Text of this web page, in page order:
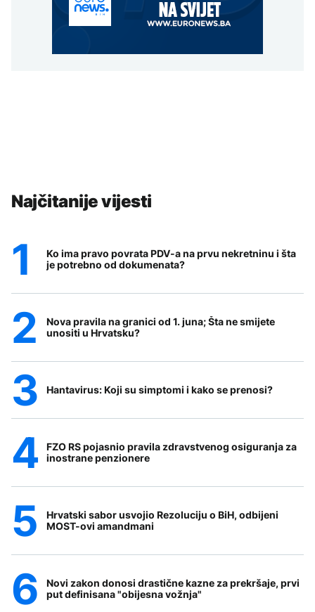
Najčitanije vijesti
Ko ima pravo povrata PDV-a na prvu nekretninu i šta
je potrebno od dokumenata?
Nova pravila na granici od 1. juna; Šta ne smijete
unositi u Hrvatsku?
Hantavirus: Koji su simptomi i kako se prenosi?
FZO RS pojasnio pravila zdravstvenog osiguranja za
inostrane penzionere
Hrvatski sabor usvojio Rezoluciju o BiH, odbijeni
MOST-ovi amandmani
Novi zakon donosi drastične kazne za prekršaje, prvi
put definisana "obijesna vožnja"